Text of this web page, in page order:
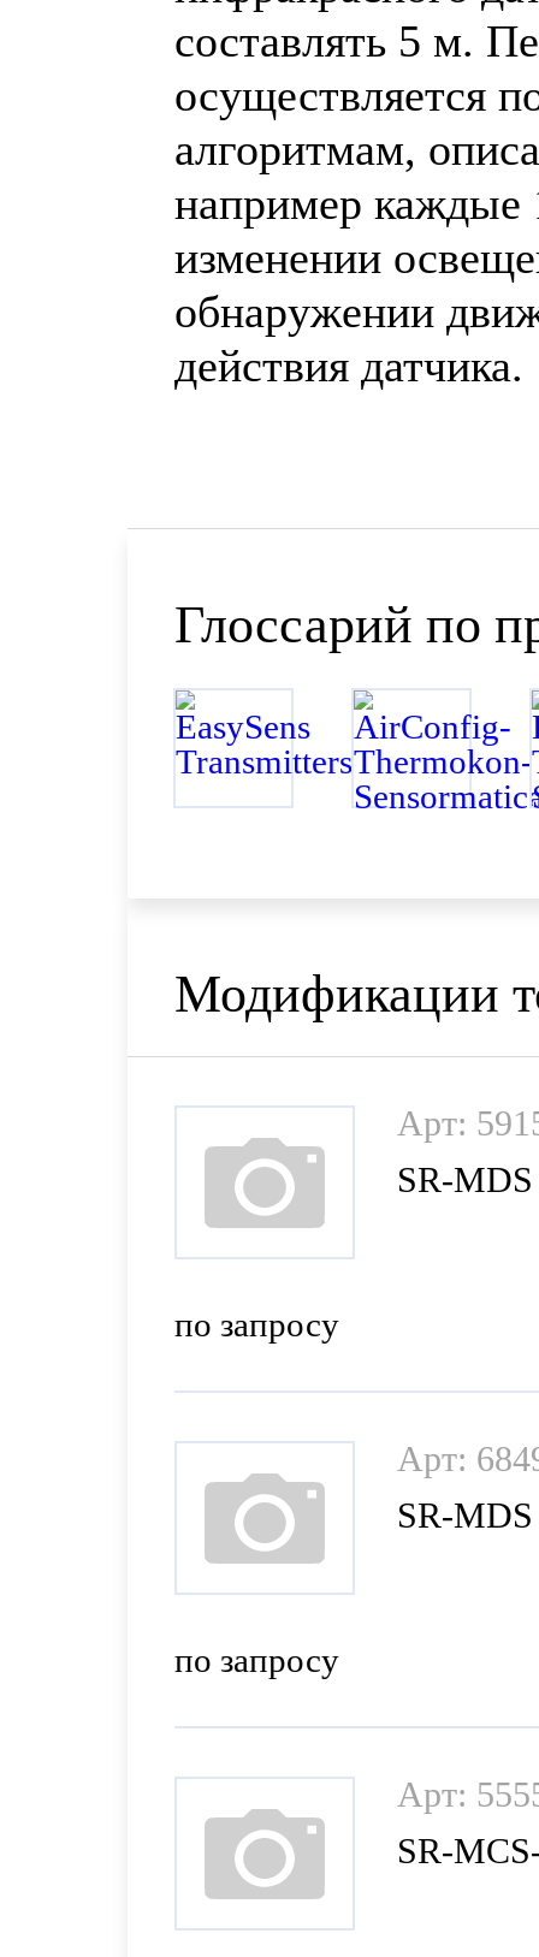
составлять 5 м.
осуществляется
алгоритмам,
например каждые
изменении
обнаружении
действия датчика.
Глоссарий по
Модификации
по запросу
Арт:
SR-
по запросу
Арт:
SR-
Арт:
SR-